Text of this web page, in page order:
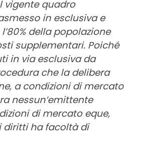
vigente quadro
in esclusiva e
della popolazione
supplementari. Poiché
in via esclusiva da
che la delibera
a condizioni di mercato
nessun’emittente
di mercato eque,
diritti ha facoltà di